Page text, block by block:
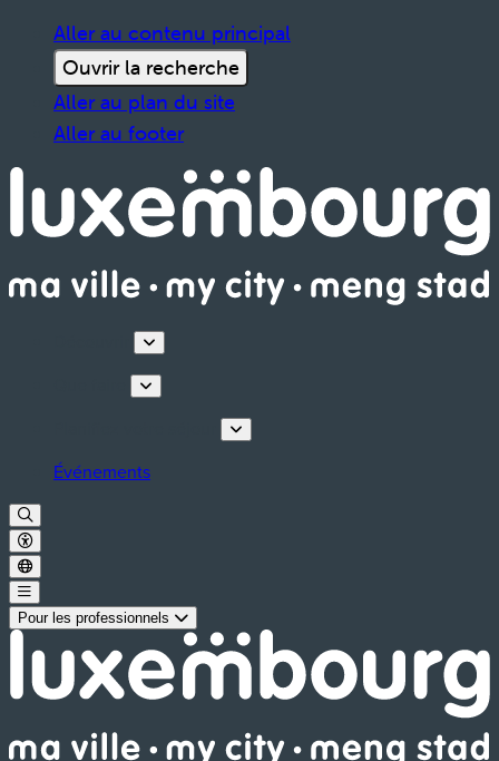
Aller au contenu principal
Ouvrir la recherche
Aller au plan du site
Aller au footer
Événements
Pour les professionnels